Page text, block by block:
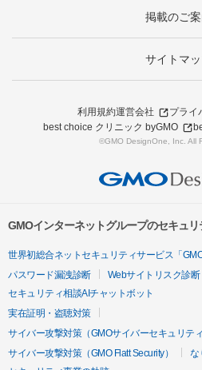
掲載のご
サイトマ
利用規約運営会社
プライ
best choice クリニック byGMO
©GMO DesignOne, Inc. All
GMOインターネットグループのセキュ
世界初総合ネットセキュリティサービス「
パスワード漏洩診断
Webサイトリスク診断
セキュリティ相談AIチャットボット
実在証明・盗聴対策
サイバー攻撃対策（GMOサイバーセキュリテ
サイバー攻撃対策（GMO Flatt Security）
な